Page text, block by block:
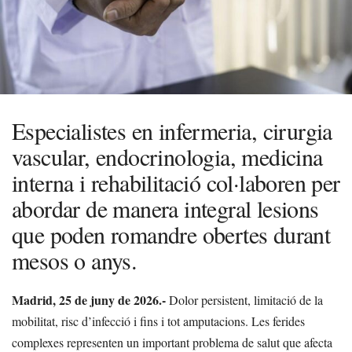
Especialistes en infermeria, cirurgia
vascular, endocrinologia, medicina
interna i rehabilitació col·laboren per
abordar de manera integral lesions
que poden romandre obertes durant
mesos o anys.
Madrid, 25 de juny de 2026.-Dolor persistent, limitació de la
mobilitat, risc d’infecció i fins i tot amputacions. Les ferides
complexes representen un important problema de salut que afecta